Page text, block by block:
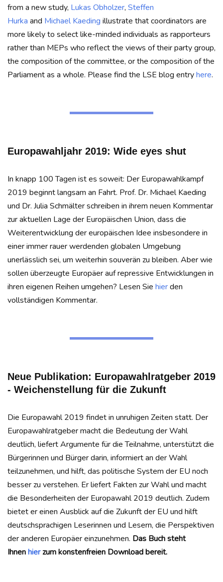
from a new study, Lukas Obholzer, Steffen
Hurka and Michael Kaeding illustrate that coordinators are
more likely to select like-minded individuals as rapporteurs
rather than MEPs who reflect the views of their party group,
the composition of the committee, or the composition of the
Parliament as a whole. Please find the LSE blog entryhere.
Europawahljahr 2019: Wide eyes shut
In knapp 100 Tagen ist es soweit: Der Europawahlkampf
2019 beginnt langsam an Fahrt. Prof. Dr. Michael Kaeding
und Dr. Julia Schmälter schreiben in ihrem neuen Kommentar
zur aktuellen Lage der Europäischen Union, dass die
Weiterentwicklung der europäischen Idee insbesondere in
einer immer rauer werdenden globalen Umgebung
unerlässlich sei, um weiterhin souverän zu bleiben. Aber wie
sollen überzeugte Europäer auf repressive Entwicklungen in
ihren eigenen Reihen umgehen? Lesen Sie hierden
vollständigen Kommentar.
Neue Publikation: Europawahlratgeber 2019
- Weichenstellung für die Zukunft
Die Europawahl 2019 findet in unruhigen Zeiten statt. Der
Europawahlratgeber macht die Bedeutung der Wahl
deutlich, liefert Argumente für die Teilnahme, unterstützt die
Bürgerinnen und Bürger darin, informiert an der Wahl
teilzunehmen, und hilft, das politische System der EU noch
besser zu verstehen. Er liefert Fakten zur Wahl und macht
die Besonderheiten der Europawahl 2019 deutlich. Zudem
bietet er einen Ausblick auf die Zukunft der EU und hilft
deutschsprachigen Leserinnen und Lesern, die Perspektiven
der anderen Europäer einzunehmen. Das Buch steht
Ihnenhierzum konstenfreien Download bereit.